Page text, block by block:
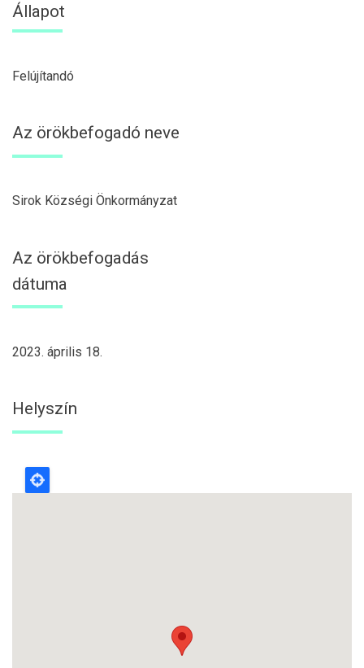
Állapot
Felújítandó
Az örökbefogadó neve
Sirok Községi Önkormányzat
Az örökbefogadás
dátuma
2023. április 18.
Helyszín